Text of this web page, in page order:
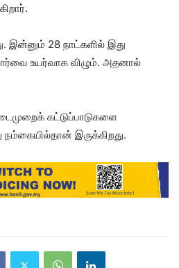
இன்னும் 28 நாட்களில் இது
உயர்வாக விழும். அதனால்
கட்டுப்பாடுகளை
நம்கையில்தான் இருக்கிறது.